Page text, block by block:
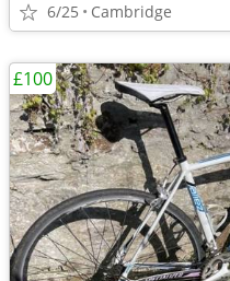
6/25 Cambridge
£100